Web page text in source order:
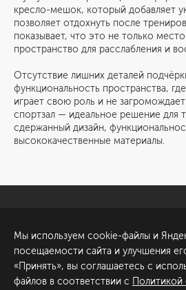
кресло-мешок, который добавляет
позволяет отдохнуть после
показывает, что это не только
пространство для расслабления и
Отсутствие лишних деталей
функциональность пространства,
играет свою роль и не
спортзал — идеальное решение для
сдержанный дизайн,
высококачественные материалы.
ул. Академика Павлова, 6
к1
+7 (812) 200-95-55
Мы используем cookie-файлы и
посещаемости сайта и улучшения
«Принять», вы соглашаетесь с
файлов в соответствии с Политикой